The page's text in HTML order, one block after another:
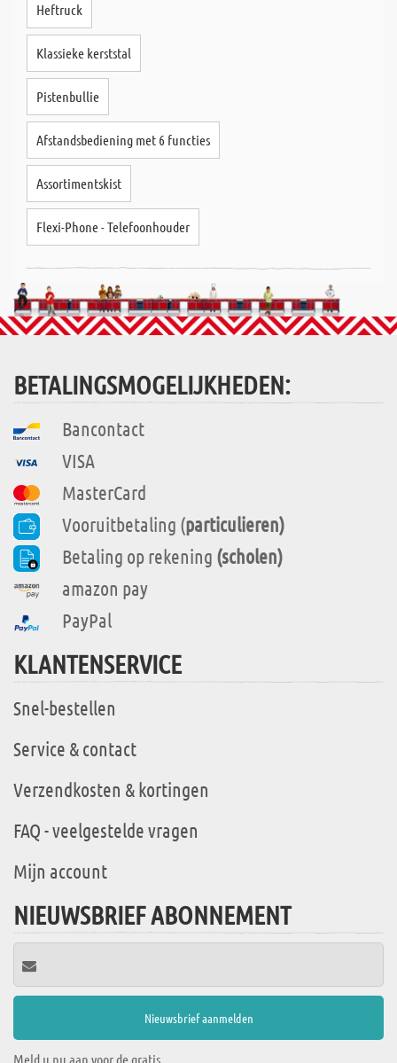
Heftruck
Klassieke kerststal
Pistenbullie
Afstandsbediening met 6 functies
Assortimentskist
Flexi-Phone - Telefoonhouder
BETALINGSMOGELIJKHEDEN:
Bancontact
VISA
MasterCard
Vooruitbetaling (particulieren)
Betaling op rekening (scholen)
amazon pay
PayPal
KLANTENSERVICE
Snel-bestellen
Service & contact
Verzendkosten & kortingen
FAQ - veelgestelde vragen
Mijn account
NIEUWSBRIEF ABONNEMENT
Meld u nu aan voor de gratis